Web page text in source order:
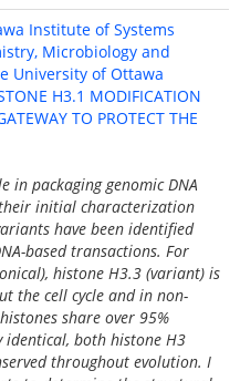
Institute of Systems
Microbiology and
University of Ottawa
H3.1 MODIFICATION
TO PROTECT THE
packaging genomic DNA
initial characterization
have been identified
based transactions. For
histone H3.3 (variant) is
the cell cycle and in non-
share over 95%
identical, both histone H3
throughout evolution. I